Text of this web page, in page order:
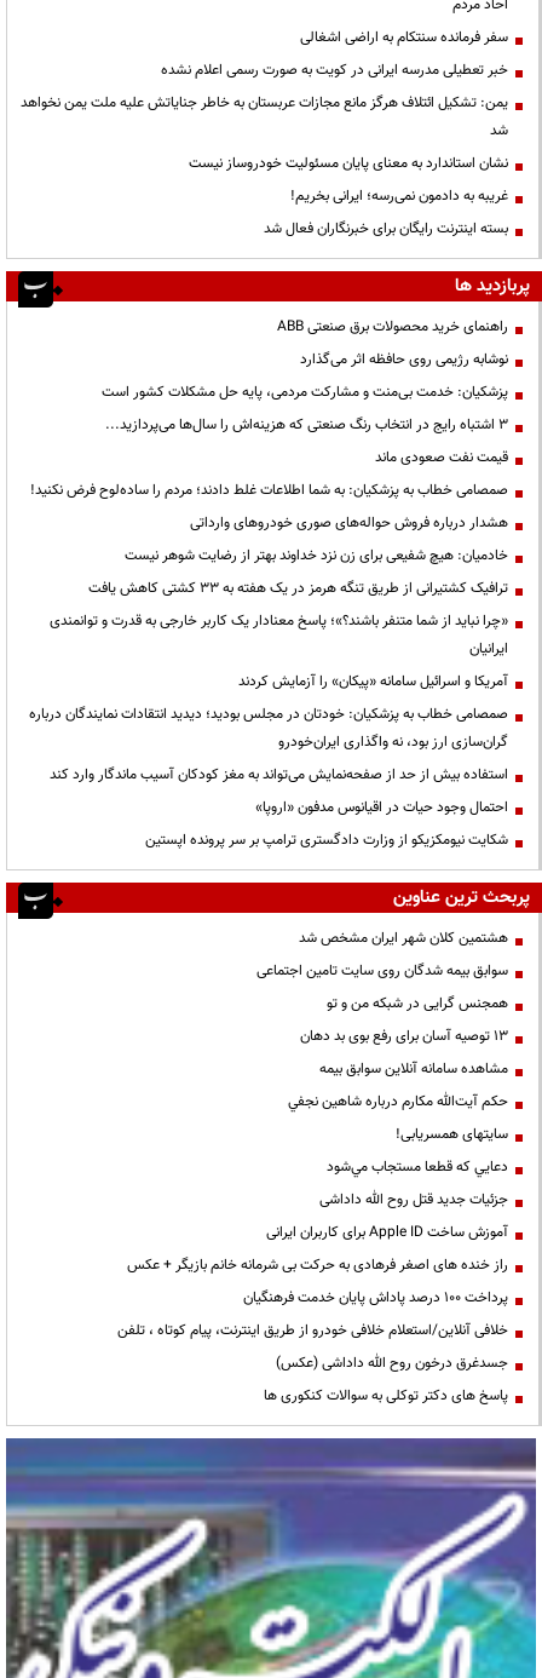
احاد مردم
سفر فرمانده سنتکام به اراضی اشغالی
خبر تعطیلی مدرسه ایرانی در کویت به صورت رسمی اعلام نشده
یمن: تشکیل ائتلاف هرگز مانع مجازات عربستان به خاطر جنایاتش علیه ملت یمن نخواهد
شد
نشان استاندارد به معنای پایان مسئولیت خودروساز نیست
غریبه به دادمون نمی‌رسه؛ ایرانی بخریم!
بسته اینترنت رایگان برای خبرنگاران فعال شد
پربازدید ها
راهنمای خرید محصولات برق صنعتی ABB
نوشابه رژیمی روی حافظه اثر می‌گذارد
پزشکیان: خدمت بی‌منت و مشارکت مردمی، پایه حل مشکلات کشور است
3 اشتباه رایج در انتخاب رنگ صنعتی که هزینه‌اش را سال‌ها می‌پردازید...
قیمت نفت صعودی ماند
صمصامی خطاب به پزشکیان: به شما اطلاعات غلط دادند؛ مردم را ساده‌لوح فرض نکنید!
هشدار درباره فروش حواله‌های صوری خودروهای وارداتی
خادمیان: هیچ شفیعی برای زن نزد خداوند بهتر از رضایت شوهر نیست
ترافیک کشتیرانی از طریق تنگه هرمز در یک هفته به ۳۳ کشتی کاهش یافت
«چرا نباید از شما متنفر باشند؟»؛ پاسخ معنادار یک کاربر خارجی به قدرت و توانمندی
ایرانیان
آمریکا و اسرائیل سامانه «پیکان» را آزمایش کردند
صمصامی خطاب به پزشکیان: خودتان در مجلس بودید؛ دیدید انتقادات نمایندگان درباره
گران‌سازی ارز بود، نه واگذاری ایران‌خودرو
استفاده بیش از حد از صفحه‌نمایش می‌تواند به مغز کودکان آسیب ماندگار وارد کند
احتمال وجود حیات در اقیانوس مدفون «اروپا»
شکایت نیومکزیکو از وزارت دادگستری ترامپ بر سر پرونده اپستین
پربحث ترین عناوین
هشتمین کلان شهر ایران مشخص شد
سوابق بیمه شدگان روی سایت تامین اجتماعی
همجنس گرایی در شبکه من و تو
13 توصیه آسان برای رفع بوی بد دهان
مشاهده سامانه آنلاين سوابق بیمه
حكم آيت‌الله مكارم درباره شاهين نجفي
سایتهای همسریابی!
دعايي كه قطعا مستجاب مي‌شود
جزئیات جدید قتل روح الله داداشی
آموزش ساخت Apple ID برای کاربران ایرانی
راز خنده های اصغر فرهادی به حرکت بی شرمانه خانم بازیگر + عکس
پرداخت ۱۰۰ درصد پاداش پایان خدمت فرهنگیان
خلافی آنلاین/استعلام خلافی خودرو از طریق اینترنت، پیام کوتاه ، تلفن
جسدغرق درخون روح الله داداشی (عکس)
پاسخ های دکتر توکلی به سوالات کنکوری ها